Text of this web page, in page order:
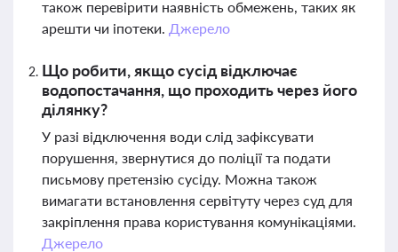
також перевірити наявність обмежень, таких як
арешти чи іпотеки. Джерело
Що робити, якщо сусід відключає
водопостачання, що проходить через його
ділянку?
У разі відключення води слід зафіксувати
порушення, звернутися до поліції та подати
письмову претензію сусіду. Можна також
вимагати встановлення сервітуту через суд для
закріплення права користування комунікаціями.
Джерело